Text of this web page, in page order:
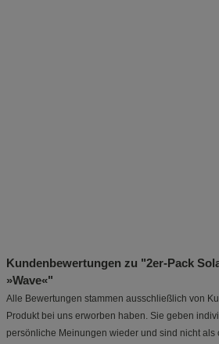
Kundenbewertungen zu "2er-Pack
»Wave«"
Alle Bewertungen stammen ausschließlich von
Produkt bei uns erworben haben. Sie geben
persönliche Meinungen wieder und sind nicht als